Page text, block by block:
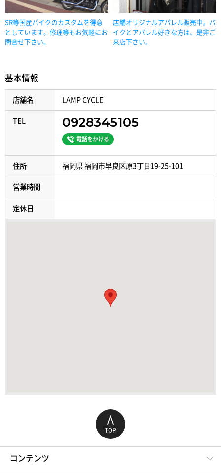
SR等国産バイクのカスタムを得意
としています。修理等もお気軽にお
問合せ下さい。
店舗オリジナルアパレル販売中。バ
イクとアパレル好きな方は、是非ご
来店下さい。
基本情報
店舗名 LAMP CYCLE
TEL 0928345105
電話をかける
住所 福岡県 福岡市早良区原3丁目19-25-101
営業時間
定休日
コンテンツ
TOP